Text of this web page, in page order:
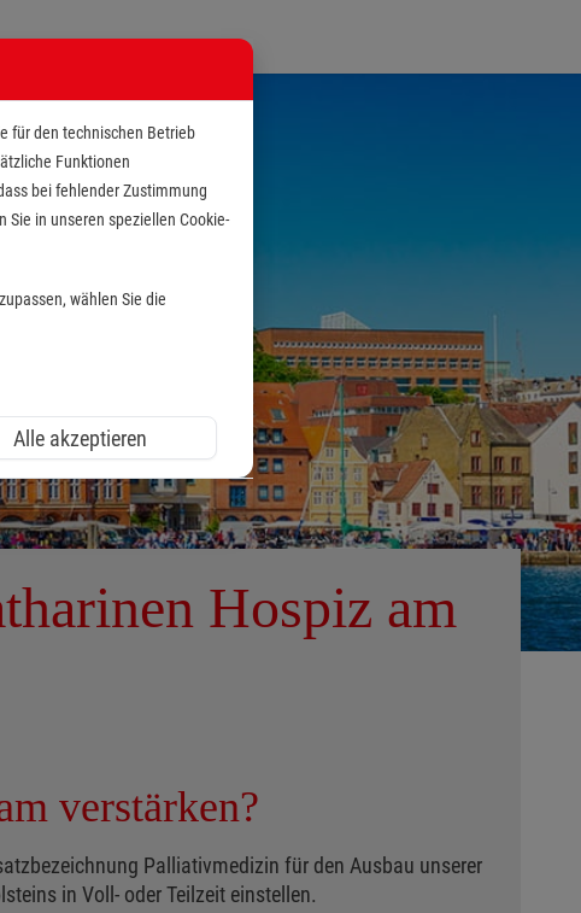
Hospiz am
verstärken?
Palliativmedizin für den Ausbau unserer
in Voll- oder Teilzeit einstellen.
für den technischen Betrieb
Funktionen
bei fehlender Zustimmung
in unseren speziellen Cookie-
wählen Sie die
Alle akzeptieren